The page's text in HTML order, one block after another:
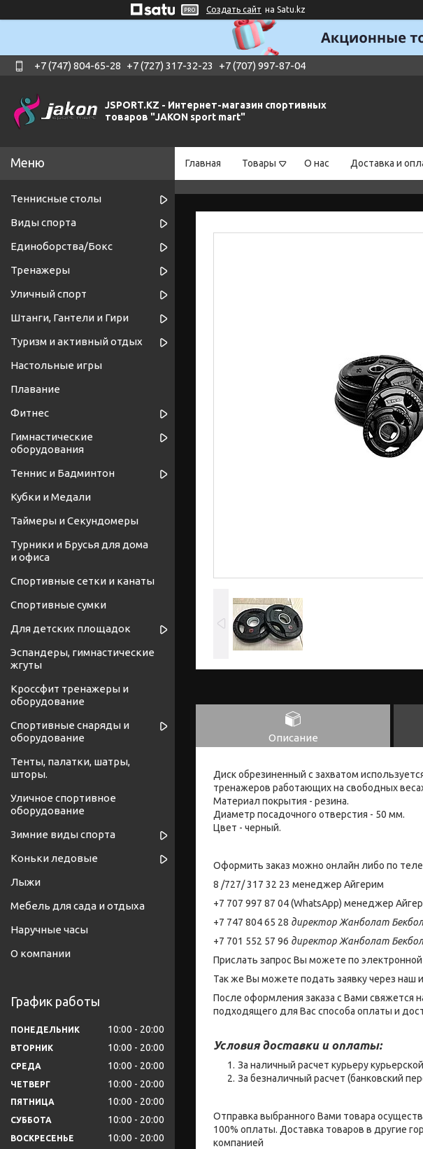
Создать сайт на Satu.kz
+7 (747) 804-65-28 +7 (727) 317-32-23 +7 (707) 997-87-04
JSPORT.KZ - Интернет-магазин спортивных
товаров "JAKON sport mart"
Главная Товары О нас Доставка и
Описание
Диск обрезиненный с захватом
тренажеров работающих на свободных
Материал покрытия - резина.
Диаметр посадочного отверстия - 50 мм.
Цвет - черный.
Оформить заказ можно онлайн либо по
8 /727/ 317 32 23 менеджер Айгерим
+7 707 997 87 04 (WhatsApp) менеджер
+7 747 804 65 28 директор Жанболат
+7 701 552 57 96 директор Жанболат
Прислать запрос Вы можете по
Так же Вы можете подать заявку через наш
После оформления заказа с Вами
подходящего для Вас способа оплаты и
Условия доставки и оплаты:
За наличный расчет курьеру
За безналичный расчет (банковский
Отправка выбранного Вами товара
100% оплаты. Доставка товаров в другие
компанией
Теннисные столы
Виды спорта
Единоборства/Бокс
Тренажеры
Уличный спорт
Штанги, Гантели и Гири
Туризм и активный отдых
Настольные игры
Плавание
Фитнес
Гимнастические
оборудования
Теннис и Бадминтон
Кубки и Медали
Таймеры и Секундомеры
Турники и Брусья для дома
и офиса
Спортивные cетки и канаты
Спортивные сумки
Для детских площадок
Эспандеры, гимнастические
жгуты
Кроссфит тренажеры и
оборудование
Спортивные снаряды и
оборудование
Тенты, палатки, шатры,
шторы.
Уличное спортивное
оборудование
Зимние виды спорта
Коньки ледовые
Лыжи
Мебель для сада и отдыха
Наручные часы
О компании
График работы
ПОНЕДЕЛЬНИК 10:00 20:00
ВТОРНИК 10:00 20:00
СРЕДА 10:00 20:00
ЧЕТВЕРГ 10:00 20:00
ПЯТНИЦА 10:00 20:00
СУББОТА 10:00 20:00
ВОСКРЕСЕНЬЕ 10:00 20:00